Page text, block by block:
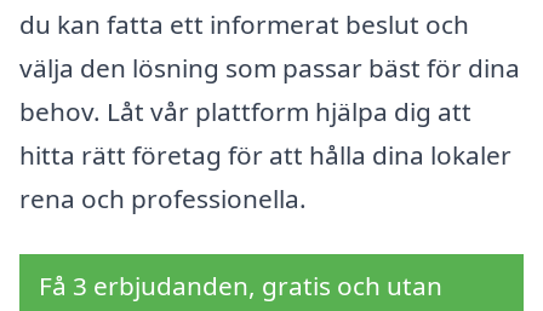
du kan fatta ett informerat beslut och
välja den lösning som passar bäst för dina
behov. Låt vår plattform hjälpa dig att
hitta rätt företag för att hålla dina lokaler
rena och professionella.
Få 3 erbjudanden, gratis och utan